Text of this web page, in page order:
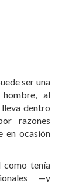
al
lleva dentro
razones
ocasión
tenía
—y